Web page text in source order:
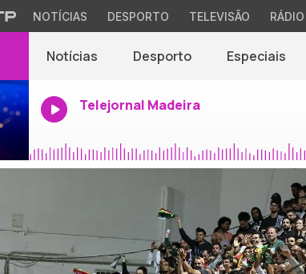
NOTÍCIAS DESPORTO TELEVISÃO RÁDIO
Notícias Desporto Especiais
Telejornal Madeira